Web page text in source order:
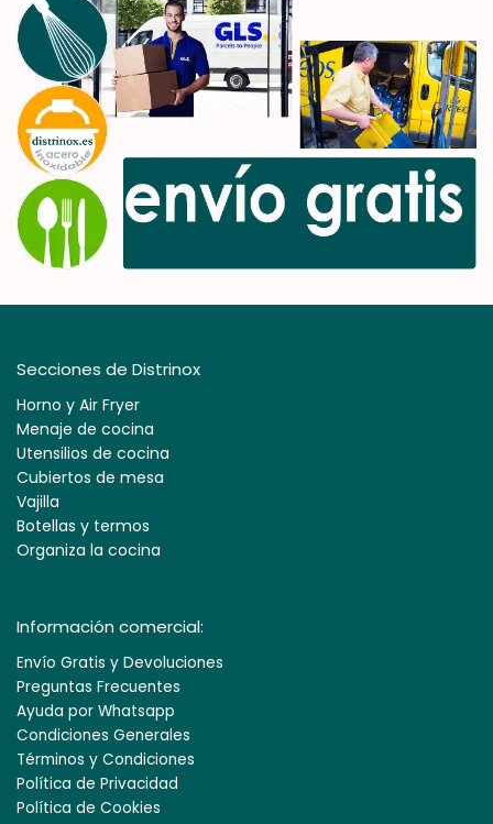
Secciones de Distrinox
Horno y Air Fryer
Menaje de cocina
Utensilios de cocina
Cubiertos de mesa
Vajilla
Botellas y termos
Organiza la cocina
Información comercial:
Envío Gratis y Devoluciones
Preguntas Frecuentes
Ayuda por Whatsapp
Condiciones Generales
Términos y Condiciones
Política de Privacidad
Política de Cookies